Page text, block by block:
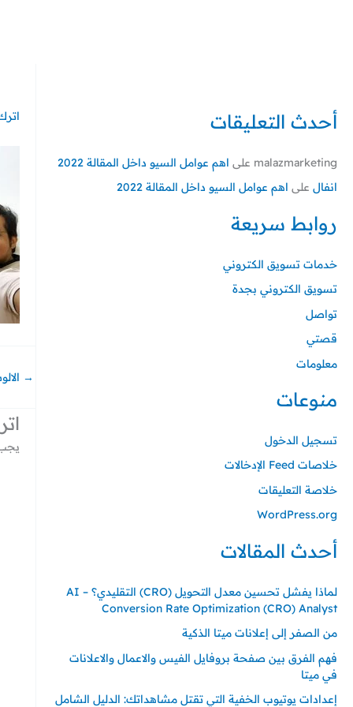
أحدث التعليقات
malazmarketing على اهم عوامل السيو داخل المقالة 2022
انفال على اهم عوامل السيو داخل المقالة 2022
روابط سريعة
خدمات تسويق الكتروني
تسويق الكتروني بجدة
تواصل
قصتي
معلومات
منوعات
تسجيل الدخول
خلاصات Feed الإدخالات
خلاصة التعليقات
WordPress.org
أحدث المقالات
لماذا يفشل تحسين معدل التحويل (CRO) التقليدي؟ – AI
Conversion Rate Optimization (CRO) Analyst
من الصفر إلى إعلانات ميتا الذكية
فهم الفرق بين صفحة بروفايل الفيس والاعمال والاعلانات
في ميتا
إعدادات يوتيوب الخفية التي تقتل مشاهداتك: الدليل الشامل
→